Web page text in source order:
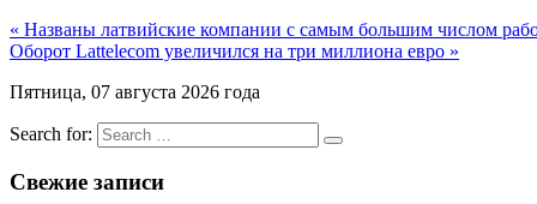
« Названы латвийские компании с самым большим числом
Оборот Lattelecom увеличился на три миллиона евро »
Пятница, 07 августа 2026 года
Search for:
Свежие записи